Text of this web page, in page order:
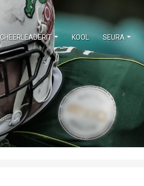
CHEERLEADERIT KOOL SEURA